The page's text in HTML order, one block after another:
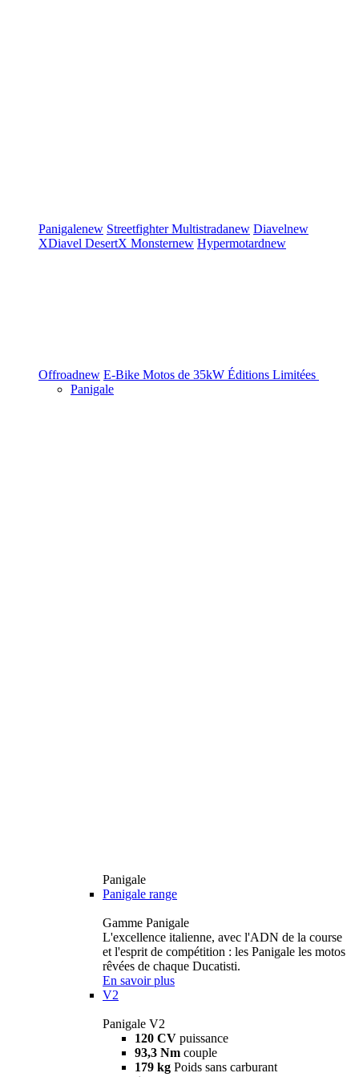
Panigalenew StreetfighterMultistradanew Diavelnew
XDiavel DesertX Monsternew Hypermotardnew
Offroadnew E-Bike Motos de 35kW Éditions Limitées
Panigale
Panigale
Panigale range
Gamme Panigale
L'excellence italienne, avec l'ADN de la course
et l'esprit de compétition : les Panigale les motos
rêvées de chaque Ducatisti.
En savoir plus
V2
Panigale V2
120 CV puissance
93,3 Nm couple
179 kg Poids sans carburant